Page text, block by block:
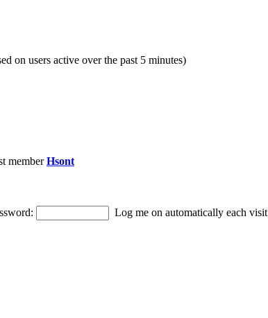
on users active over the past 5 minutes)
memberHsont
Log me on automatically each visit